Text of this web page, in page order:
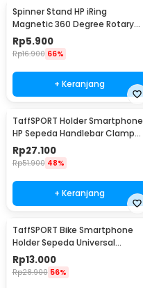
Spinner Stand HP iRing
Magnetic 360 Degree Rotary
Phone Holder
Rp5.900
Rp16.900 66%
+ Keranjang
TaffSPORT Holder Smartphone
HP Sepeda Handlebar Clamp
Bicycle Holder - YP07
Rp27.100
Rp51.900 48%
+ Keranjang
TaffSPORT Bike Smartphone
Holder Sepeda Universal
Bicycle - JR-OK5
Rp13.000
Rp28.900 56%